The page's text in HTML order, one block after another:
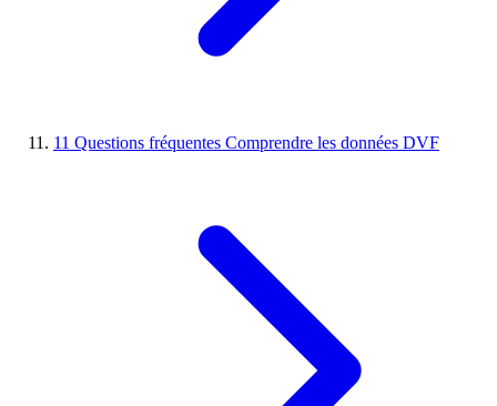
11 Questions fréquentes Comprendre les données DVF